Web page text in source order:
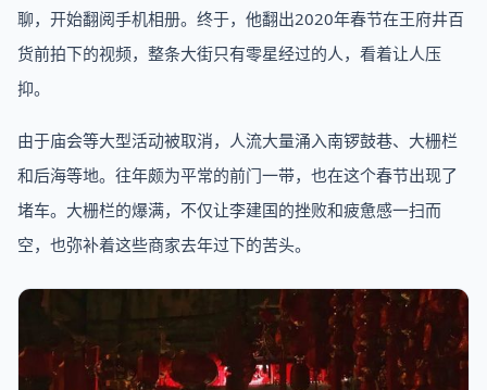
聊，开始翻阅手机相册。终于，他翻出2020年春节在王府井百
货前拍下的视频，整条大街只有零星经过的人，看着让人压
抑。
由于庙会等大型活动被取消，人流大量涌入南锣鼓巷、大栅栏
和后海等地。往年颇为平常的前门一带，也在这个春节出现了
堵车。大栅栏的爆满，不仅让李建国的挫败和疲惫感一扫而
空，也弥补着这些商家去年过下的苦头。